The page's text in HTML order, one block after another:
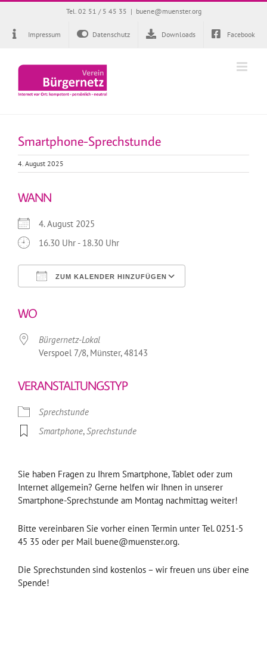
Zum
springen
Tel. 02 51 / 5 45 35 | buene@muenster.org
Impressum Datenschutz Downloads Facebook
Smartphone-Sprechstunde
4. August 2025
WANN
4. August 2025
16.30 Uhr - 18.30 Uhr
ZUM KALENDER HINZUFÜGEN
WO
Bürgernetz-Lokal
Verspoel 7/8, Münster, 48143
VERANSTALTUNGSTYP
Sprechstunde
Smartphone,Sprechstunde
Sie haben Fragen zu Ihrem Smartphone, Tablet oder zum
Internet allgemein? Gerne helfen wir Ihnen in unserer
Smartphone-Sprechstunde am Montag nachmittag weiter!
Bitte vereinbaren Sie vorher einen Termin unter Tel. 0251-5
45 35 oder per Mail buene@muenster.org.
Die Sprechstunden sind kostenlos – wir freuen uns über eine
Spende!